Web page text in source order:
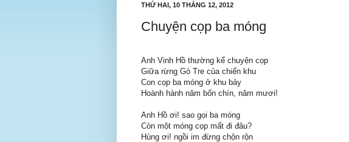
THỨ HAI, 10 THÁNG 12, 2012
Chuyện cọp ba móng
Anh Vinh Hồ thường kể chuyện cọp
Giữa rừng Gò Tre của chiến khu
Con cọp ba móng ở khu bảy
Hoành hành năm bốn chín, năm mươi!
Anh Hồ ơi! sao gọi ba móng
Còn một móng cọp mất đi đâu?
Hùng ơi! ngồi im đừng chộn rộn